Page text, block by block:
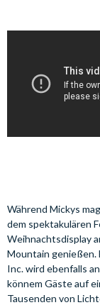
Während Mickys
dem spektakulären
Weihnachtsdisplay
Mountain genießen.
Inc. wird ebenfalls
könnem Gäste auf
Tausenden von